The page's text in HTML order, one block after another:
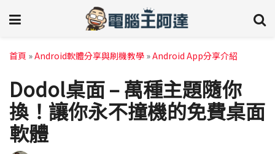
首頁 »Android軟體分享與刷機教學 »Android App分享介紹
Dodol桌面 – 萬種主題隨你
換！讓你永不撞機的免費桌面
軟體